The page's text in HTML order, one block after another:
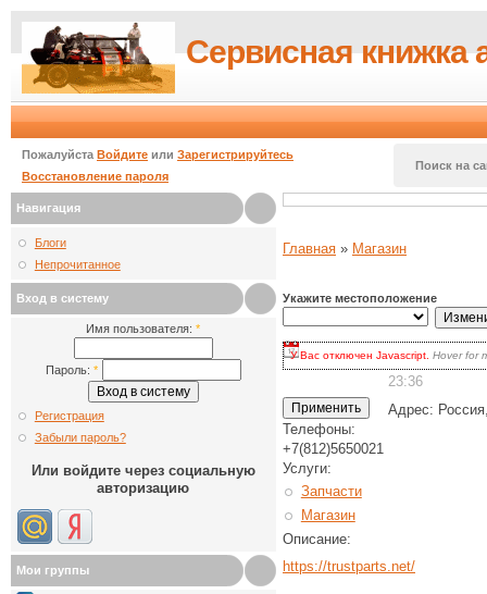
Сервисная книжка
Пожалуйста Войдите или Зарегистрируйтесь
Восстановление пароля
Поиск на
Навигация
Блоги
Непрочитанное
Вход в систему
Имя пользователя:*
Пароль:*
Регистрация
Забыли пароль?
Или войдите через социальную
авторизацию
Мои группы
Главная » Магазин
Укажите местоположение
У Вас отключен Javascript. Hover for
для волнения: вы по-прежнему
есть два варианта:
наиболее продвинутых.
Кликать на кнопкеUpdate
выбора.
23:36
Адрес:
Телефоны:
+7(812)5650021
Услуги:
Запчасти
Магазин
Описание:
https://trustparts.net/